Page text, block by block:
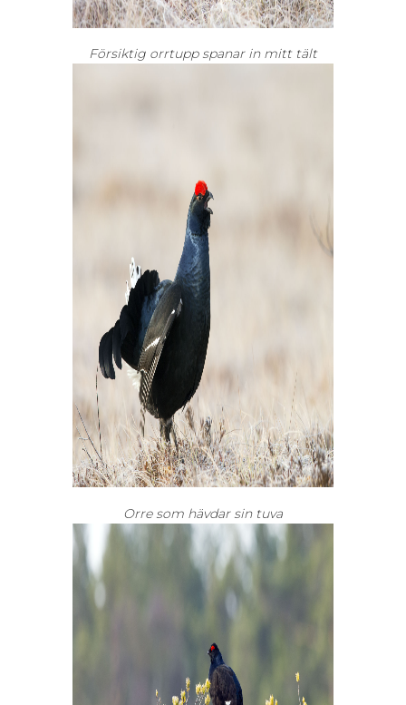
Försiktig orrtupp spanar in mitt tält
Orre som hävdar sin tuva